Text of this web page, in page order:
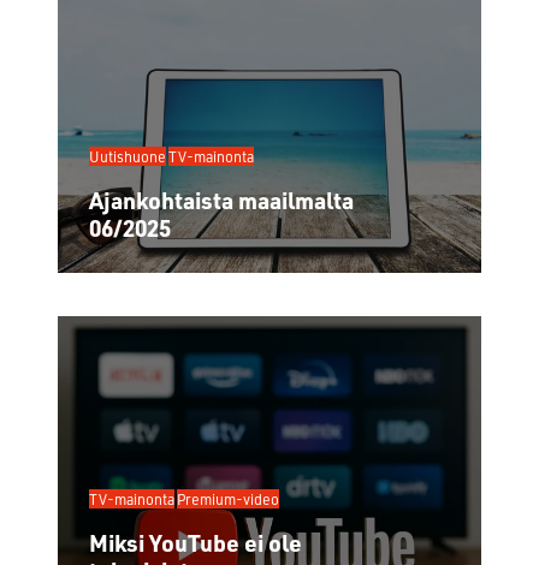
Uutishuone TV-mainonta
Ajankohtaista maailmalta
06/2025
TV-mainontaPremium-video
Miksi YouTube ei ole